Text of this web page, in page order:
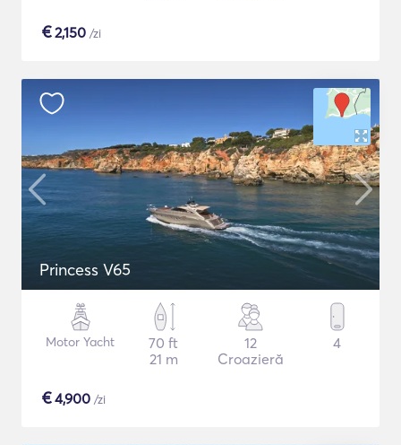
€2,150 /zi
Princess V65
Motor Yacht
70 ft
21 m
12
Croazieră
4
€4,900 /zi